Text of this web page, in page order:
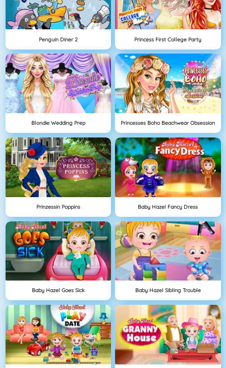
Penguin Diner 2 Princess First College Party
Blondie Wedding Prep Princesses Boho Beachwear Obsession
Prinzessin Poppins Baby Hazel Fancy Dress
Baby Hazel Goes Sick Baby Hazel Sibling Trouble